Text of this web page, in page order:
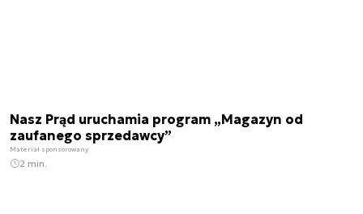
Nasz Prąd uruchamia program „Magazyn od
zaufanego sprzedawcy”
Materiał sponsorowany
2 min.